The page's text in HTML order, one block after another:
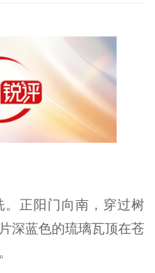
正阳门向南，穿过树
深蓝色的琉璃瓦顶在苍